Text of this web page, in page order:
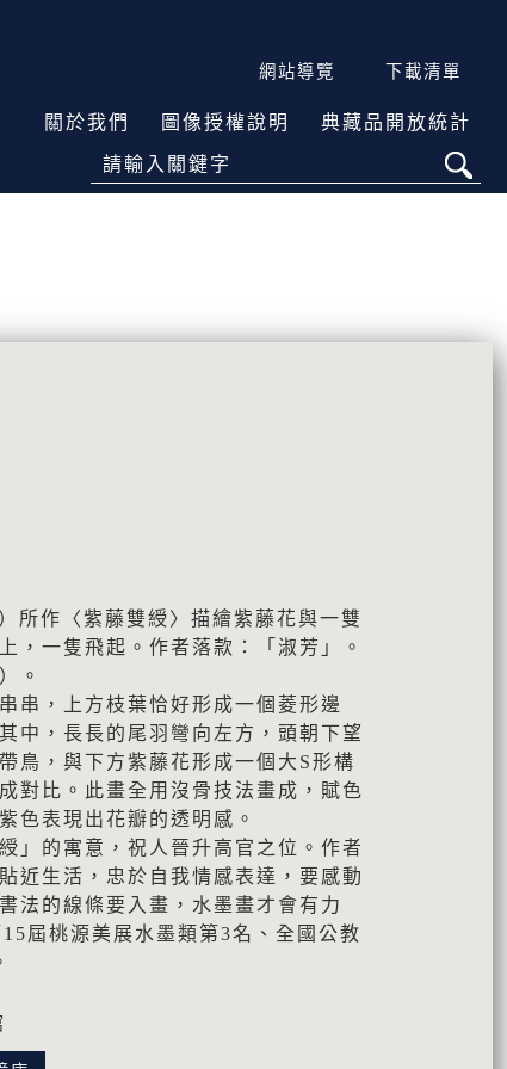
網站導覽 下載清單
關於我們 圖像授權說明 典藏品開放統計
請輸入關鍵字
所作〈紫藤雙綬〉描繪紫藤花與一雙
，一隻飛起。作者落款：「淑芳」。
。
串，上方枝葉恰好形成一個菱形邊
中，長長的尾羽彎向左方，頭朝下望
鳥，與下方紫藤花形成一個大S形構
對比。此畫全用沒骨技法畫成，賦色
色表現出花瓣的透明感。
」的寓意，祝人晉升高官之位。作者
近生活，忠於自我情感表達，要感動
法的線條要入畫，水墨畫才會有力
屆桃源美展水墨類第3名、全國公教